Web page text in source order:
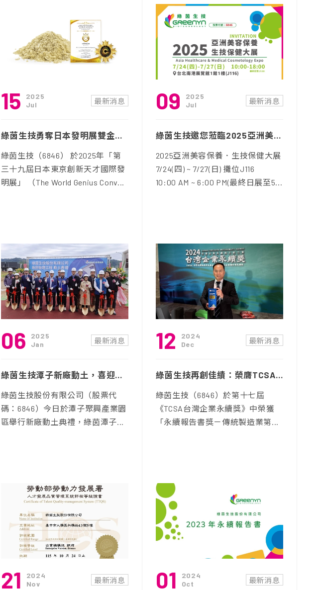
最新消息
15
2025
Jul
綠茵生技勇奪日本發明展雙金殊榮，兩項創新胜肽技術躍登國際舞台
綠茵生技（6846） 於2025年「第
三十九屆日本東京創新天才國際發
明展」 （The World Genius Conv...
最新消息
09
2025
Jul
綠茵生技邀您蒞臨2025亞洲美容保養．生技保健大展
2025亞洲美容保養．生技保健大展
7/24(四) ~ 7/27(日) 攤位J116
10:00 AM ~ 6:00 PM(最終日展至5...
最新消息
06
2025
Jan
綠茵生技潭子新廠動土，喜迎國際市場大躍升，自研原料推廣亞洲市場有成 新廠產值將翻5倍帶動營收跳躍！
綠茵生技股份有限公司（股票代
碼：6846）今日於潭子聚興產業園
區舉行新廠動土典禮，綠茵潭子...
最新消息
12
2024
Dec
綠茵生技再創佳績：榮膺TCSA「永續報告書金級獎」展現卓越ESG承諾
綠茵生技（6846）於第十七屆
《TCSA台灣企業永續獎》中榮獲
「永續報告書獎－傳統製造業第...
最新消息
21
2024
Nov
最新消息
01
2024
Oct